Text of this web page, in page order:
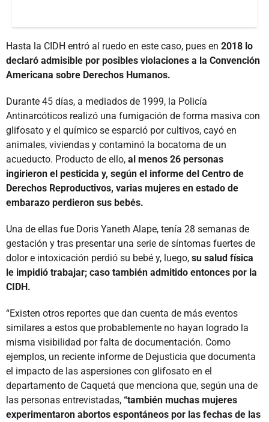
Hasta la CIDH entró al ruedo en este caso, pues en 2018 lo
declaró admisible por posibles violaciones a la Convención
Americana sobre Derechos Humanos.
Durante 45 días, a mediados de 1999, la Policía
Antinarcóticos realizó una fumigación de forma masiva con
glifosato y el químico se esparció por cultivos, cayó en
animales, viviendas y contaminó la bocatoma de un
acueducto. Producto de ello, al menos 26 personas
ingirieron el pesticida y, según el informe del Centro de
Derechos Reproductivos, varias mujeres en estado de
embarazo perdieron sus bebés.
Una de ellas fue Doris Yaneth Alape, tenía 28 semanas de
gestación y tras presentar una serie de síntomas fuertes de
dolor e intoxicación perdió su bebé y, luego, su salud física
le impidió trabajar; caso también admitido entonces por la
CIDH.
“Existen otros reportes que dan cuenta de más eventos
similares a estos que probablemente no hayan logrado la
misma visibilidad por falta de documentación. Como
ejemplos, un reciente informe de Dejusticia que documenta
el impacto de las aspersiones con glifosato en el
departamento de Caquetá que menciona que, según una de
las personas entrevistadas, “también muchas mujeres
experimentaron abortos espontáneos por las fechas de las